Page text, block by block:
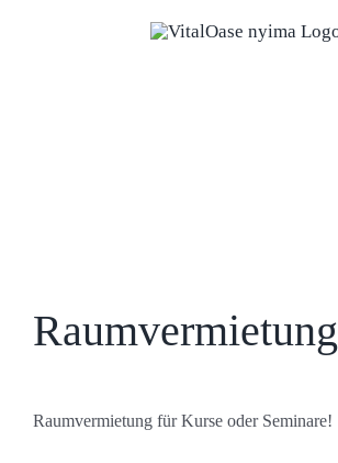
Raumvermietung
Raumvermietung für Kurse oder Seminare!